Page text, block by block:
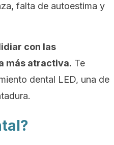
falta de autoestima y
con las
más atractiva. Te
dental LED, una de